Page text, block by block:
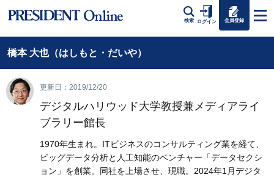
検索 ログイン 会員登録
橋本 大也（はしもと・だいや）
更新日：2019/12/20
デジタルハリウッド大学教授兼メディアライ
ブラリー館長
1970年生まれ。ITビジネスのコンサルティング業を経て、
ビッグデータ分析と人工知能のベンチャー「データセクシ
ョン」を創業。同社を上場させ、現職。2024年1月デジタ